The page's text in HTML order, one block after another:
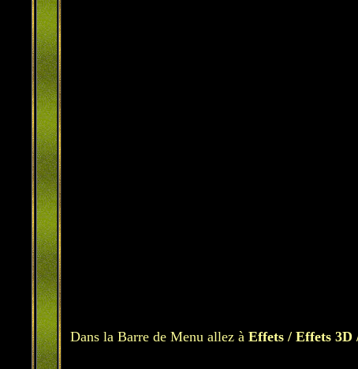
Dans la Barre de Menu allez à Effets / Effets 3D